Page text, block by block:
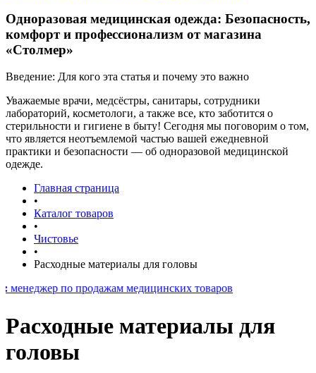
Одноразовая медицинская одежда: Безопасность,
комфорт и профессионализм от магазина
«Столмер»
Введение: Для кого эта статья и почему это важно
Уважаемые врачи, медсёстры, санитары, сотрудники
лабораторий, косметологи, а также все, кто заботится о
стерильности и гигиене в быту! Сегодня мы поговорим о том,
что является неотъемлемой частью вашей ежедневной
практики и безопасности — об одноразовой медицинской
одежде.
Главная страница
•
Каталог товаров
•
Чистовье
•
Расходные материалы для головы
по продажам медицинских товаров
Расходные материалы для
головы